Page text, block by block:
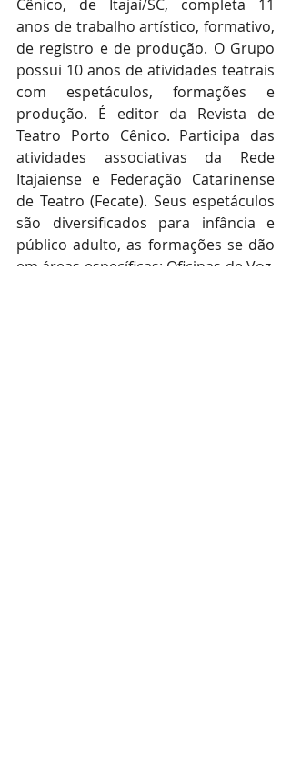
Cênico, de Itajaí/SC, completa 11
anos de trabalho artístico, formativo,
de registro e de produção. O Grupo
possui 10 anos de atividades teatrais
com espetáculos, formações e
produção. É editor da Revista de
Teatro Porto Cênico. Participa das
atividades associativas da Rede
Itajaiense e Federação Catarinense
de Teatro (Fecate). Seus espetáculos
são diversificados para infância e
público adulto, as formações se dão
em áreas específicas: Oficinas de Voz,